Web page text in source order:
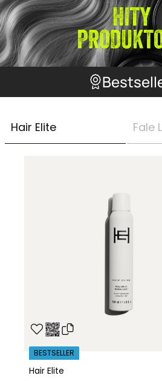
Hair Elite Fale
Hair Elite
BESTSELLER